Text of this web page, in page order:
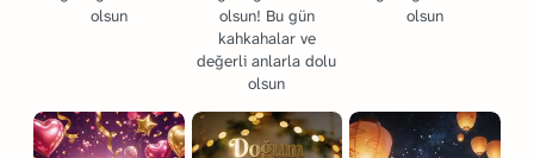
olsun
olsun! Bu gün
kahkahalar ve
değerli anlarla dolu
olsun
olsun